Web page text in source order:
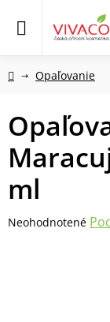
DomovOpaľovanie
ml
Priemerné
Neohodnotené